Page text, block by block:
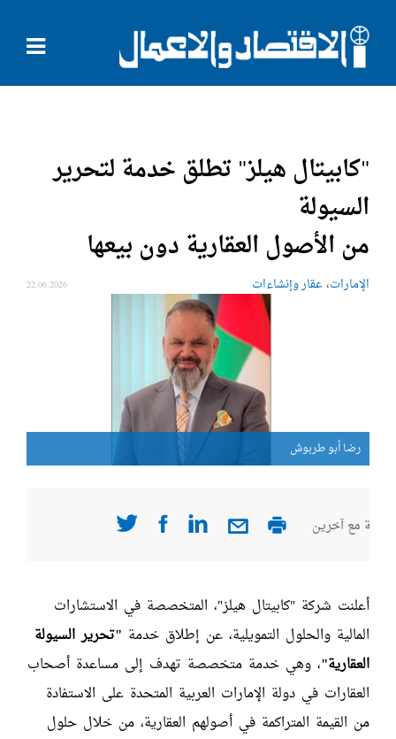
"كابيتال هيلز" تطلق خدمة لتحرير
السيولة
من الأصول العقارية دون بيعها
الإمارات،عقار وإنشاءات 22.06.2026
رضا أبو طربوش
مع آخرين
أعلنت شركة "كابيتال هيلز"، المتخصصة في الاستشارات
المالية والحلول التمويلية، عن إطلاق خدمة "تحرير السيولة
العقارية"، وهي خدمة متخصصة تهدف إلى مساعدة أصحاب
العقارات في دولة الإمارات العربية المتحدة على الاستفادة
من القيمة المتراكمة في أصولهم العقارية، من خلال حلول